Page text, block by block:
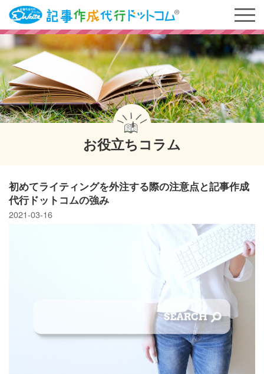
お役立ちコラム
初めてライティングを外注する際の注意点と記事作成
代行ドットコムの強み
2021-03-16